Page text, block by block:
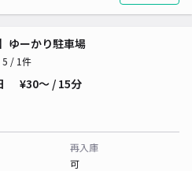
ゆーかり駐車場
5 / 1件
¥30〜 / 15分
再入庫
可